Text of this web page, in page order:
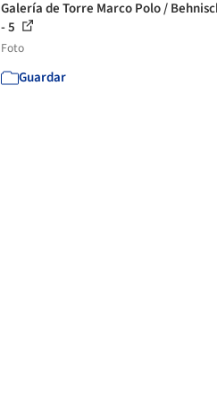
Galería de Torre Marco Polo /
- 5
Foto
Guardar